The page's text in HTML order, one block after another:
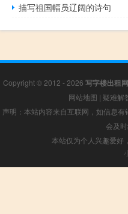
描写祖国幅员辽阔的诗句
Copyright © 2012 - 2026 写字楼出租网
网站地图 | 疑难解
声明：本站内容来自互联网，如信息
会及
本站仅为个人兴趣爱好